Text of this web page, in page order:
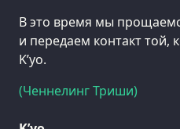
В это время мы
и передаем контакт той,
K’уо.
(Ченнелинг Триши)